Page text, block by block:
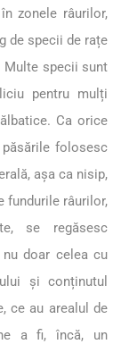
zonele râurilor,
de specii de rațe
Multe specii sunt
pentru mulți
Ca orice
folosesc
așa ca nisip,
fundurile râurilor,
se regăsesc
doar celea cu
și conținutul
ce au arealul de
a fi, încă, un